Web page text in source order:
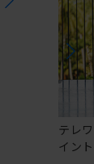
テレ
イント